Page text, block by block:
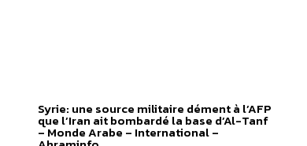
Syrie: une source militaire dément à l’AFP
que l’Iran ait bombardé la base d’Al-Tanf
– Monde Arabe – International –